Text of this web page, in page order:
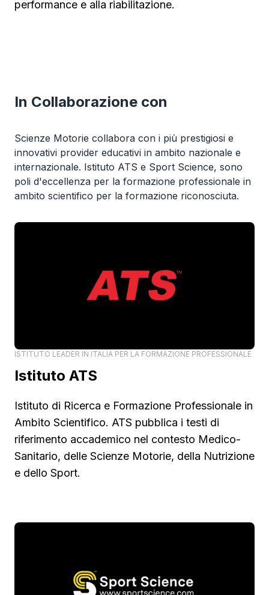
performance e alla riabilitazione.
In Collaborazione con
Scienze Motorie collabora con i più prestigiosi e
innovativi provider educativi in ambito nazionale e
internazionale. Istituto ATS e Sport Science, sono
poli d'eccellenza per la formazione professionale in
ambito scientifico per la formazione riconosciuta.
ISTITUTO LEADER IN ITALIA PER LA FORMAZIONE PROFESSIONALE
Istituto ATS
Istituto di Ricerca e Formazione Professionale in
Ambito Scientifico. ATS pubblica i testi di
riferimento accademico nel contesto Medico-
Sanitario, delle Scienze Motorie, della Nutrizione
e dello Sport.